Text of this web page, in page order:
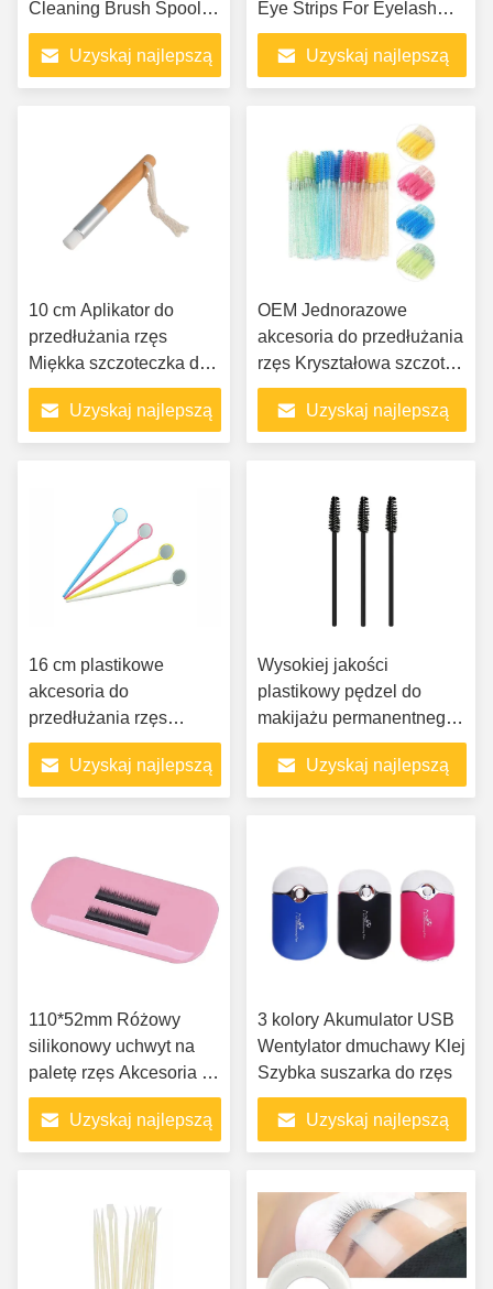
Cleaning Brush Spoolie
Dental Applicator Plastic
Micro for Eyelash
Extensions
Uzyskaj najlepszą
Eye Strips For Eyelash
Extensions Wholesale Gel
Eye Strips in Pouches
Uzyskaj najlepszą
10 cm Aplikator do
przedłużania rzęs
Miękka szczoteczka do
czyszczenia Lash Lifting
Foam Aplikator do
szamponu Nose Blush
Uzyskaj najlepszą
OEM Jednorazowe
akcesoria do przedłużania
rzęs Kryształowa szczotka
do tuszu do rzęs Szczotka
do rzęs Brow Lash
Uzyskaj najlepszą
16 cm plastikowe
akcesoria do
przedłużania rzęs
Plastikowe kolorowe
lusterko do rzęs
Uzyskaj najlepszą
Wysokiej jakości
plastikowy pędzel do
makijażu permanentnego
brwi i rzęs Ninong
Uzyskaj najlepszą
110*52mm Różowy
silikonowy uchwyt na
paletę rzęs Akcesoria do
przedłużania rzęs
Uzyskaj najlepszą
3 kolory Akumulator USB
Wentylator dmuchawy Klej
Szybka suszarka do rzęs
Uzyskaj najlepszą